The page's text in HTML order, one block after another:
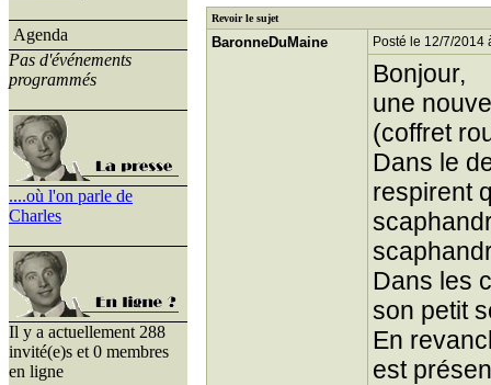
Agenda
Pas d'événements
programmés
....où l'on parle de
Charles
Il y a actuellement 288
invité(e)s et 0 membres
en ligne
Revoir le sujet
BaronneDuMaine Posté le 12/7/2014
Bonjour,
une
(coffret
Dans le
respirent
Dans les
son petit
En
est